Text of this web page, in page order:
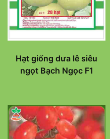
Hạt giống dưa lê siêu
ngọt Bạch Ngọc F1